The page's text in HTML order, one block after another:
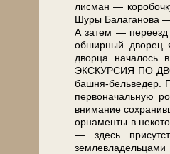
лис­ман —
Шуры Балаганова
А затем — переезд
об­шир­ный дво­рец
двор­ца на­ча­лось
ЭКСКУРСИЯ ПО
башня-бельведер.
первоначальную
вни­ма­ние
орнаменты в
— здесь